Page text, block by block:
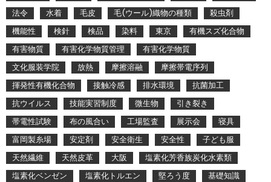
法令
水着 毛皮 毛(ウール)織物の種類
殺虫剤
機能性
検針 検品 染料 東京
有機スズ化合物
有害物質
有害化学物質管理
有害化学物質
文化服装学院
放熱 摩擦溶融
摩擦帯電序列
揮発性有機化合物
接触冷感 排水環境
抗菌加工
抗ウイルス
技能実習制度 微生物
引き裂き
帯電性試験
布の風合い 工場監査 展示会
寝具
富岡製糸場
安定剤 安全衛生 安全性
子ども服
天然繊維
天然皮革 大阪
塩素化芳香族炭化水素類
塩素化ベンゼン
塩素化トルエン 堅ろう度
基礎知識